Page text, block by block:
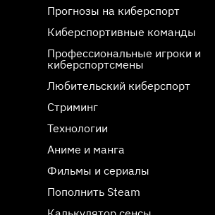
Прогнозы на киберспорт
Киберспортивные команды
Профессиональные игроки и
киберспортсмены
Любительский киберспорт
Стриминг
Технологии
Аниме и манга
Фильмы и сериалы
Пополнить Steam